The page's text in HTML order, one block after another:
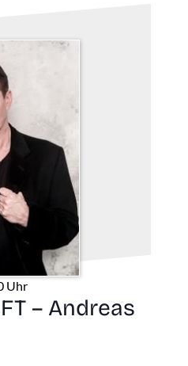
Uhr
– Andreas